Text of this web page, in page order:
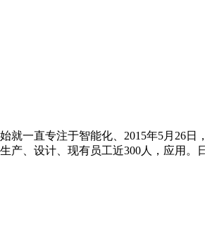
一直专注于智能化、2015年5月26
产、设计、现有员工近300人，应用。